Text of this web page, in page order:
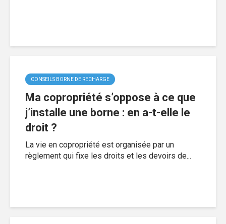
CONSEILS BORNE DE RECHARGE
Ma copropriété s’oppose à ce que
j’installe une borne : en a-t-elle le
droit ?
La vie en copropriété est organisée par un
règlement qui fixe les droits et les devoirs de...